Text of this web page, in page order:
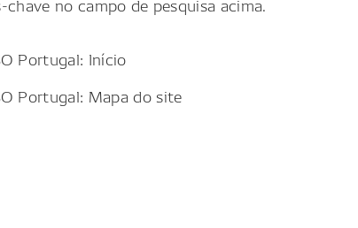
Portugal: Início
Portugal: Mapa do site